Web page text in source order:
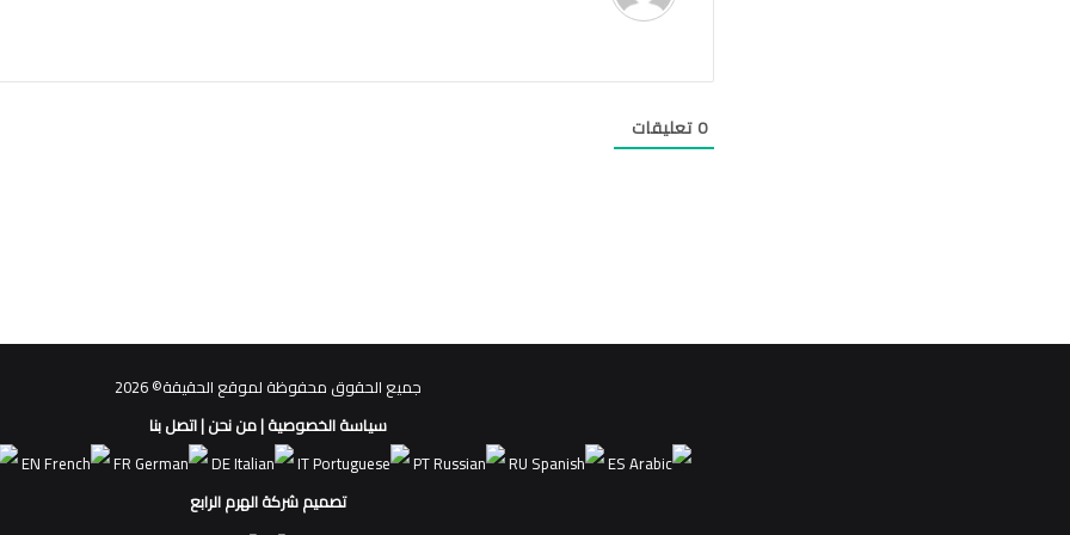
0تعليقات
جميع الحقوق محفوظة لموقع الحقيقة© 2026
سياسة الخصوصية|من نحن|اتصل بنا
EN FR DE IT PT RU
ES
تصميم شركة الهرم الرابع